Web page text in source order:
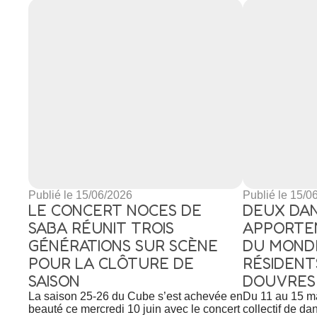
Publié le 15/06/2026
LE CONCERT NOCES DE
SABA RÉUNIT TROIS
GÉNÉRATIONS SUR SCÈNE
POUR LA CLÔTURE DE
SAISON
La saison 25-26 du Cube s’est achevée en
beauté ce mercredi 10 juin avec le concert
Publié le 15/
DEUX
DU
DOUVRES
Du 11 au 15
collectif de